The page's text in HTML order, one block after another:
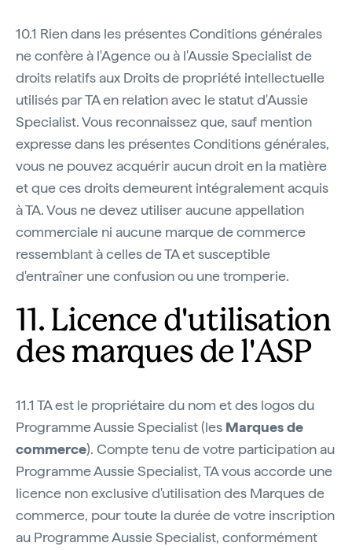
10.1 Rien dans les présentes Conditions générales
ne confère à l'Agence ou à l'Aussie Specialist de
droits relatifs aux Droits de propriété intellectuelle
utilisés par TA en relation avec le statut d'Aussie
Specialist. Vous reconnaissez que, sauf mention
expresse dans les présentes Conditions générales,
vous ne pouvez acquérir aucun droit en la matière
et que ces droits demeurent intégralement acquis
à TA. Vous ne devez utiliser aucune appellation
commerciale ni aucune marque de commerce
ressemblant à celles de TA et susceptible
d'entraîner une confusion ou une tromperie.
11. Licence d'utilisation
des marques de l'ASP
11.1 TA est le propriétaire du nom et des logos du
Programme Aussie Specialist (les Marques de
commerce). Compte tenu de votre participation au
Programme Aussie Specialist, TA vous accorde une
licence non exclusive d'utilisation des Marques de
commerce, pour toute la durée de votre inscription
au Programme Aussie Specialist, conformément